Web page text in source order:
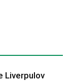
Liverpulov